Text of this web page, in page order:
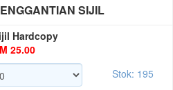
SIJIL
Hardcopy
25.00
Stok: 195